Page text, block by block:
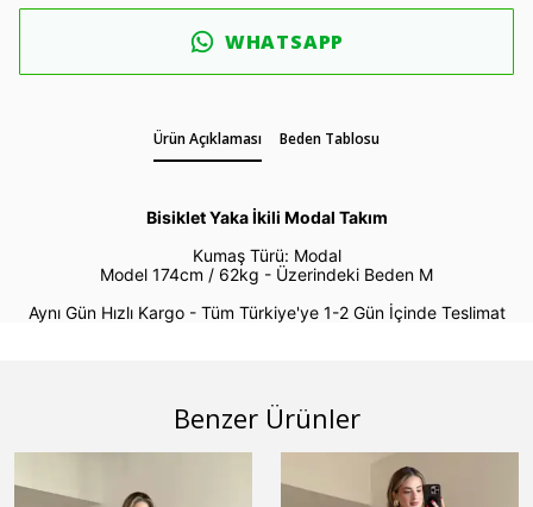
WHATSAPP
Ürün Açıklaması Beden Tablosu
Bisiklet Yaka İkili Modal Takım
Kumaş Türü: Modal
Model 174cm / 62kg - Üzerindeki Beden M
Aynı Gün Hızlı Kargo - Tüm Türkiye'ye 1-2 Gün İçinde Teslimat
Benzer Ürünler